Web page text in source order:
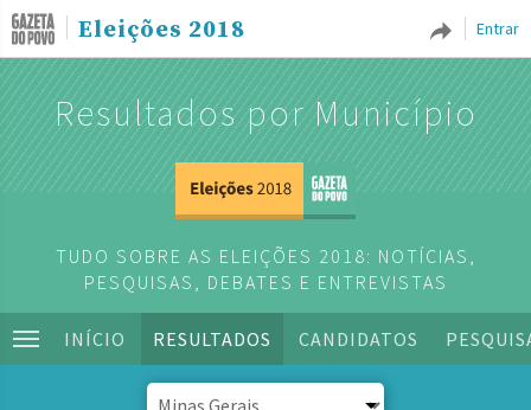
Entrar
Eleições 2018
Resultados por Município
TUDO SOBRE AS ELEIÇÕES 2018: NOTÍCIAS,
PESQUISAS, DEBATES E ENTREVISTAS
INÍCIO RESULTADOS CANDIDATOS